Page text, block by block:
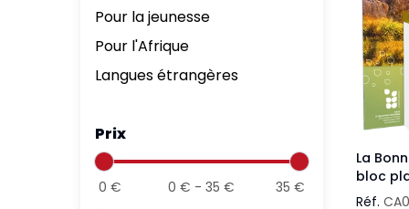
Pour la jeunesse
Pour l'Afrique
Langues étrangères
Prix
0 € 0 € -35 € 35 €
La
bloc
Réf.